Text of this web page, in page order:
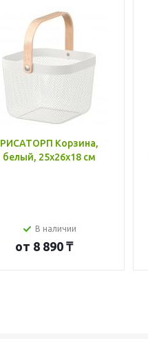
РИСАТОРП Корзина,
белый, 25x26x18 см
В наличии
от 8 890 ₸